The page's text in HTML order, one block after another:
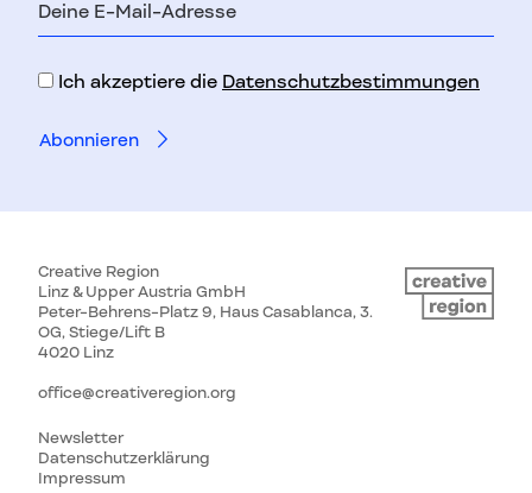
Mail-
Ich akzeptiere die Datenschutzbestimmungen
Creative Region
Linz & Upper Austria GmbH
Peter-Behrens-Platz 9, Haus Casablanca, 3.
OG, Stiege/Lift B
4020 Linz
office@creativeregion.org
Newsletter
Datenschutzerklärung
Impressum